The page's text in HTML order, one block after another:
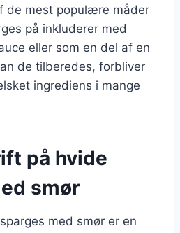
de mest populære måder
på inkluderer med
eller som en del af en
de tilberedes, forbliver
ingrediens i mange
på hvide
smør
med smør er en